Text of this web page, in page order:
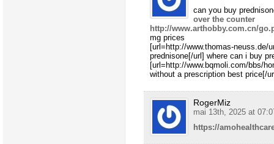
can you buy
over the counter
http://www.arthobby.com.cn/
mg prices
[url=http://www.thomas-neuss.de/
prednisone[/url] where can i buy
[url=http://www.bqmoli.com/bbs/
without a prescription best price[/
RogerMiz
mai 13th, 2025 at
https://